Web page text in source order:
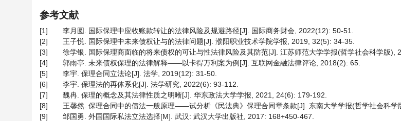
参考文献
[1]
李月圆. 国际保理中应收账款转让的法律风险及规避路径[J]. 国际商务财会, 2022(12): 50-51.
[2]
王子悦. 国际保理中未来债权让与的法律问题[J]. 濮阳职业技术学院学报, 2019, 32(5): 34-35.
[3]
徐学银. 国际保理商面临的将来债权的可让与性法律风险及其防范[J]. 江苏师范大学学报(哲学社会科学版),
[4]
郭雨亭. 未来债权保理的法律解释——以卡得万利案为例[J]. 互联网金融法律评论, 2018(2): 65.
[5]
李宇. 保理合同立法论[J]. 法学, 2019(12): 31-50.
[6]
李宇. 保理法的再体系化[J]. 法学研究, 2022(6): 93-112.
[7]
魏冉. 保理的概念及其法律性质之明晰[J]. 华东政法大学学报, 2021, 24(6): 179-192.
[8]
王馨然. 保理合同中的债法一般原理——试分析《民法典》保理合同章条款[J]. 东南大学学报(哲学社会科学
[9]
邹国勇. 外国国际私法立法选择[M]. 武汉: 武汉大学出版社, 2017: 168+450-467.